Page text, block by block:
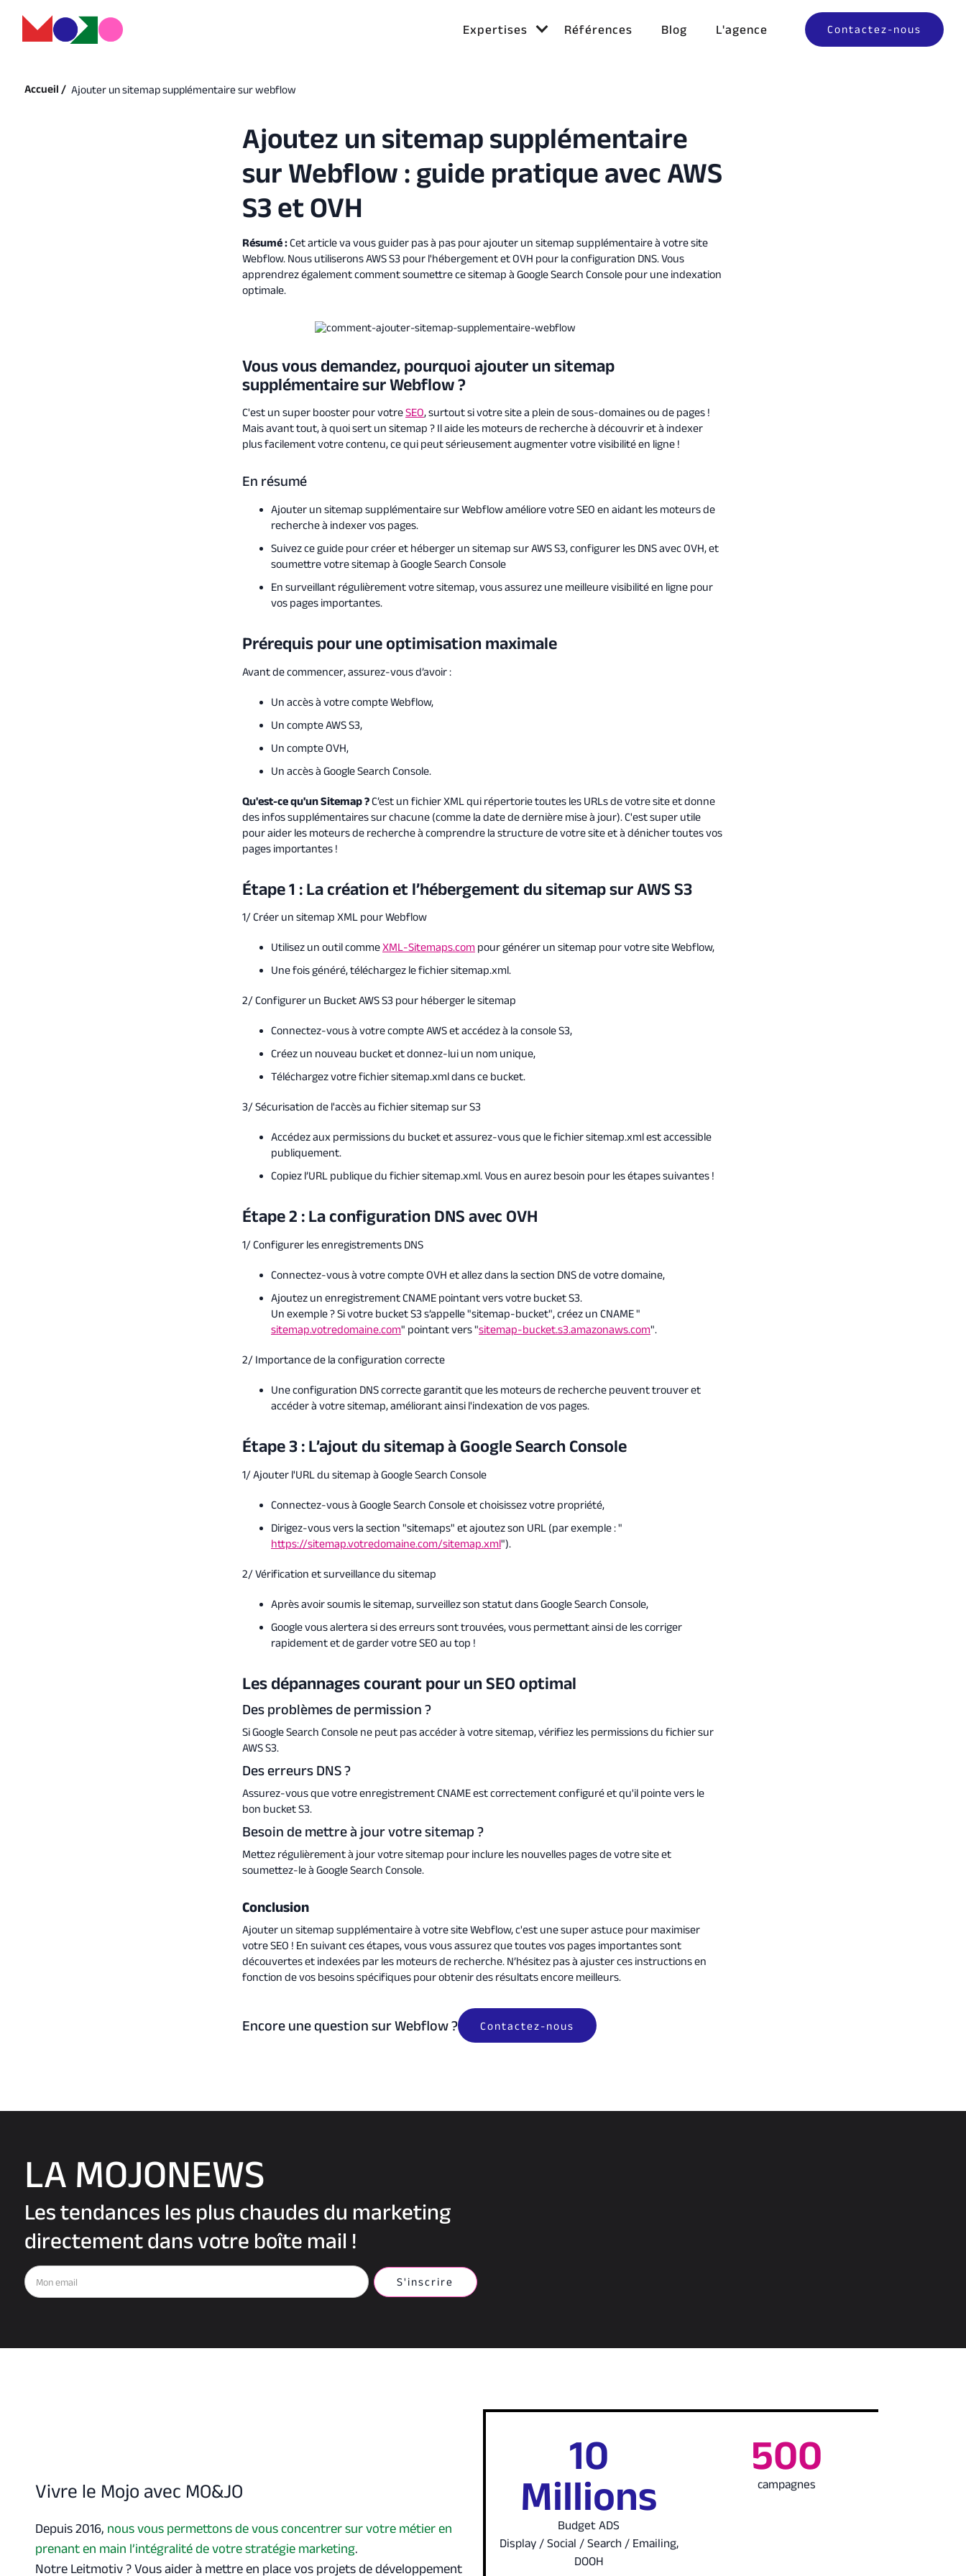
Expertises Références Blog L'agence Contactez-nous
Accueil / Ajouter un sitemap supplémentaire sur webflow
Ajoutez un sitemap supplémentaire
sur Webflow : guide pratique avec AWS
S3 et OVH
Résumé :Cet article va vous guider pas à pas pour ajouter un sitemap supplémentaire à votre site
Webflow. Nous utiliserons AWS S3 pour l'hébergement et OVH pour la configuration DNS. Vous
apprendrez également comment soumettre ce sitemap à Google Search Console pour une indexation
optimale.
Vous vous demandez, pourquoi ajouter un sitemap
supplémentaire sur Webflow ?
C'est un super booster pour votreSEO, surtout si votre site a plein de sous-domaines ou de pages !
Mais avant tout, à quoi sert un sitemap ? Il aide les moteurs de recherche à découvrir et à indexer
plus facilement votre contenu, ce qui peut sérieusement augmenter votre visibilité en ligne !
En résumé
Ajouter un sitemap supplémentaire sur Webflow améliore votre SEO en aidant les moteurs de
recherche à indexer vos pages.
Suivez ce guide pour créer et héberger un sitemap sur AWS S3, configurer les DNS avec OVH, et
soumettre votre sitemap à Google Search Console
En surveillant régulièrement votre sitemap, vous assurez une meilleure visibilité en ligne pour
vos pages importantes.
Prérequis pour une optimisation maximale
Avant de commencer, assurez-vous d’avoir :
Un accès à votre compte Webflow,
Un compte AWS S3,
Un compte OVH,
Un accès à Google Search Console.
Qu'est-ce qu'un Sitemap ?C’est un fichier XML qui répertorie toutes les URLs de votre site et donne
des infos supplémentaires sur chacune (comme la date de dernière mise à jour). C'est super utile
pour aider les moteurs de recherche à comprendre la structure de votre site et à dénicher toutes vos
pages importantes !
Étape 1 : La création et l’hébergement du sitemap sur AWS S3
1/ Créer un sitemap XML pour Webflow
Utilisez un outil commeXML-Sitemaps.com pour générer un sitemap pour votre site Webflow,
Une fois généré, téléchargez le fichier sitemap.xml.
2/ Configurer un Bucket AWS S3 pour héberger le sitemap
Connectez-vous à votre compte AWS et accédez à la console S3,
Créez un nouveau bucket et donnez-lui un nom unique,
Téléchargez votre fichier sitemap.xml dans ce bucket.
3/ Sécurisation de l'accès au fichier sitemap sur S3
Accédez aux permissions du bucket et assurez-vous que le fichier sitemap.xml est accessible
publiquement.
Copiez l’URL publique du fichier sitemap.xml. Vous en aurez besoin pour les étapes suivantes !
Étape 2 : La configuration DNS avec OVH
1/ Configurer les enregistrements DNS
Connectez-vous à votre compte OVH et allez dans la section DNS de votre domaine,
Ajoutez un enregistrement CNAME pointant vers votre bucket S3.
Un exemple ? Si votre bucket S3 s’appelle "sitemap-bucket", créez un CNAME "
sitemap.votredomaine.com" pointant vers "sitemap-bucket.s3.amazonaws.com".
2/ Importance de la configuration correcte
Une configuration DNS correcte garantit que les moteurs de recherche peuvent trouver et
accéder à votre sitemap, améliorant ainsi l'indexation de vos pages.
Étape 3 : L’ajout du sitemap à Google Search Console
1/ Ajouter l'URL du sitemap à Google Search Console
Connectez-vous à Google Search Console et choisissez votre propriété,
Dirigez-vous vers la section "sitemaps" et ajoutez son URL (par exemple : "
https://sitemap.votredomaine.com/sitemap.xml").
2/ Vérification et surveillance du sitemap
Après avoir soumis le sitemap, surveillez son statut dans Google Search Console,
Google vous alertera si des erreurs sont trouvées, vous permettant ainsi de les corriger
rapidement et de garder votre SEO au top !
Les dépannages courant pour un SEO optimal
Des problèmes de permission ?
Si Google Search Console ne peut pas accéder à votre sitemap, vérifiez les permissions du fichier sur
AWS S3.
Des erreurs DNS ?
Assurez-vous que votre enregistrement CNAME est correctement configuré et qu'il pointe vers le
bon bucket S3.
Besoin de mettre à jour votre sitemap ?
Mettez régulièrement à jour votre sitemap pour inclure les nouvelles pages de votre site et
soumettez-le à Google Search Console.
Conclusion
Ajouter un sitemap supplémentaire à votre site Webflow, c'est une super astuce pour maximiser
votre SEO ! En suivant ces étapes, vous vous assurez que toutes vos pages importantes sont
découvertes et indexées par les moteurs de recherche. N’hésitez pas à ajuster ces instructions en
fonction de vos besoins spécifiques pour obtenir des résultats encore meilleurs.
Encore une question sur Webflow ? Contactez-nous
LA MOJONEWS
Les tendances les plus chaudes du marketing
directement dans votre boîte mail !
Vivre le Mojo avec MO&JO
Depuis 2016, nous vous permettons de vous concentrer sur votre métier en
prenant en main l’intégralité de votre stratégie marketing.
Notre Leitmotiv ? Vous aider à mettre en place vos projets de développement
10
Millions
Budget ADS
Display / Social / Search / Emailing,
DOOH
500
campagnes